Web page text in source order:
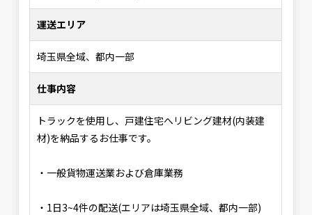
運送エリア
埼玉県全域、都内一部
仕事内容
トラックを使用し、戸建住宅へリビング建材(内装建
材)を納品するお仕事です。
・一般貨物運送業および倉庫業務
・1日3~4件の配送(エリアは埼玉県全域、都内一部)